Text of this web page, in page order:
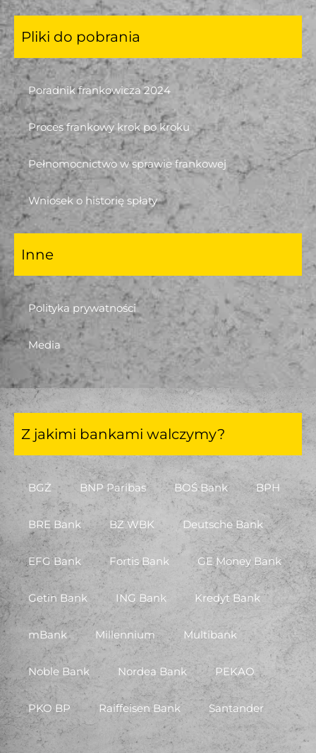
Pliki do pobrania
Poradnik frankowicza 2024
Proces frankowy krok po kroku
Pełnomocnictwo w sprawie frankowej
Wniosek o historię spłaty
Inne
Polityka prywatności
Media
Z jakimi bankami walczymy?
BGŻ BNP Paribas BOŚ Bank BPH
BRE Bank BZ WBK Deutsche Bank
EFG Bank Fortis Bank GE Money Bank
Getin Bank ING Bank Kredyt Bank
mBank Millennium Multibank
Noble Bank Nordea Bank PEKAO
PKO BP Raiffeisen Bank Santander